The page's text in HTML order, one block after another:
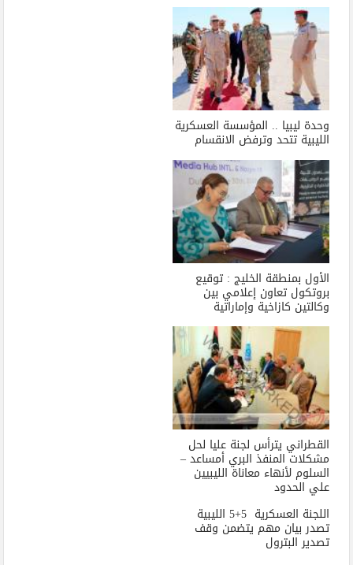
وحدة ليبيا .. المؤسسة العسكرية
الليبية تتحد وترفض الانقسام
الأول بمنطقة الخليج : توقيع
بروتكول تعاون إعلامي بين
وكالتين كازاخية وإماراتية
القطراني يترأس لجنة عليا لحل
مشكلات المنفذ البري أمساعد –
السلوم لأنهاء معاناة الليبيين
علي الحدود
اللجنة العسكرية 5+5 الليبية
تصدر بيان مهم يتضمن وقف
تصدير البترول